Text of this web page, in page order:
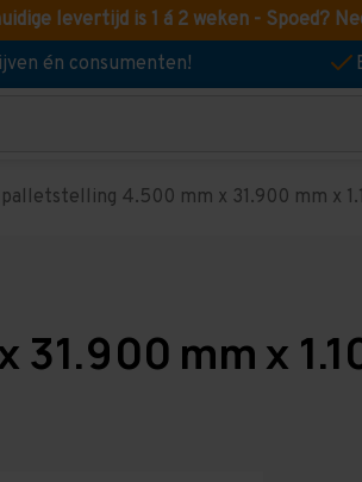
levertijd is 1 á 2 weken - Spoed?
én consumenten!
palletstelling 4.500 mm x 31.900 mm x
mm x